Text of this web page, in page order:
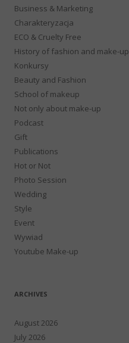
Business & Marketing
Charakteryzacja
ECO & Cruelty Free
History of fashion and make-up
Konkursy
Beauty and Fashion
School of makeup
Not only about make-up
Podcast
Gift
Publications
Hot or Not
Photo Session
Wedding
Style
Event
Wywiad
Youtube Make-up
ARCHIVES
August 2026
July 2026